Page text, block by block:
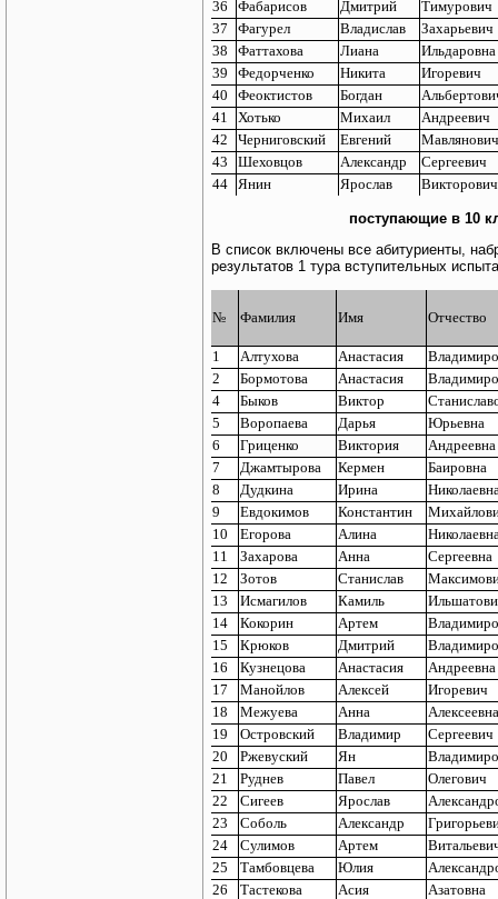
36
Фабарисов Дмитрий
Тимурович
37
Фагурел Владислав
Захарьевич
38
Фаттахова Лиана
Ильдаровна
39
Федорченко Никита
Игоревич
40
Феоктистов Богдан
41
Хотько Михаил
Андреевич
42
Черниговский Евгений
Мавлянович
43
Шеховцов Александр
Сергеевич
44
Янин Ярослав Викторович
поступающие в 10
В список включены все абитуриенты,
результатов 1 тура вступительных
№ Фамилия Имя Отчество
1 Алтухова Анастасия
2
Бормотова Анастасия
4
Быков Виктор
5
Воропаева Дарья
Юрьевна
6
Гриценко Виктория
Андреевна
7
Джамтырова Кермен
Баировна
8
Дудкина Ирина
9
Евдокимов Константин
10
Егорова Алина
11
Захарова Анна
Сергеевна
12
Зотов Станислав
13
Исмагилов Камиль
14
Кокорин Артем
15
Крюков Дмитрий
16
Кузнецова Анастасия
Андреевна
17
Манойлов Алексей
Игоревич
18
Межуева Анна
Алексеевна
19
Островский Владимир
Сергеевич
20
Ржевуский Ян
21
Руднев Павел
Олегович
22
Сигеев Ярослав
23
Соболь Александр
24
Сулимов Артем
25
Тамбовцева Юлия
26
Тастекова Асия
Азатовна